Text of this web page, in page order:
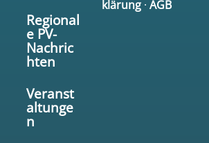
Regional
e PV-
Nachric
hten
Veranst
altunge
n
klärung· AGB